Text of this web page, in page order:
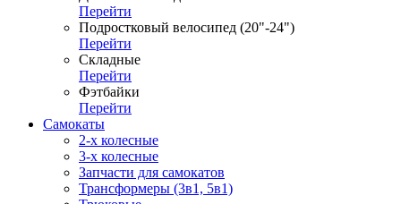
Перейти
Подростковый велосипед (20"-24")
Перейти
Складные
Перейти
Фэтбайки
Перейти
Самокаты
2-х колесные
3-х колесные
Запчасти для самокатов
Трансформеры (3в1, 5в1)